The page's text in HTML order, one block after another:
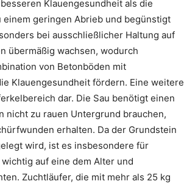
Klauengesundheit als die
geringen Abrieb und begünstigt
bei ausschließlicher Haltung auf
übermäßig wachsen, wodurch
von Betonböden mit
Klauengesundheit fördern. Eine weitere
dar. Die Sau benötigt einen
nicht zu rauen Untergrund brauchen,
erhalten. Da der Grundstein
wird, ist es insbesondere für
auf eine dem Alter und
Zuchtläufer, die mit mehr als 25 kg